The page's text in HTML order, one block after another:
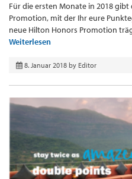
Für die ersten Monate in 2018
Promotion, mit der Ihr eure
neue Hilton Honors Promotion
Weiterlesen
8. Januar 2018 by Editor